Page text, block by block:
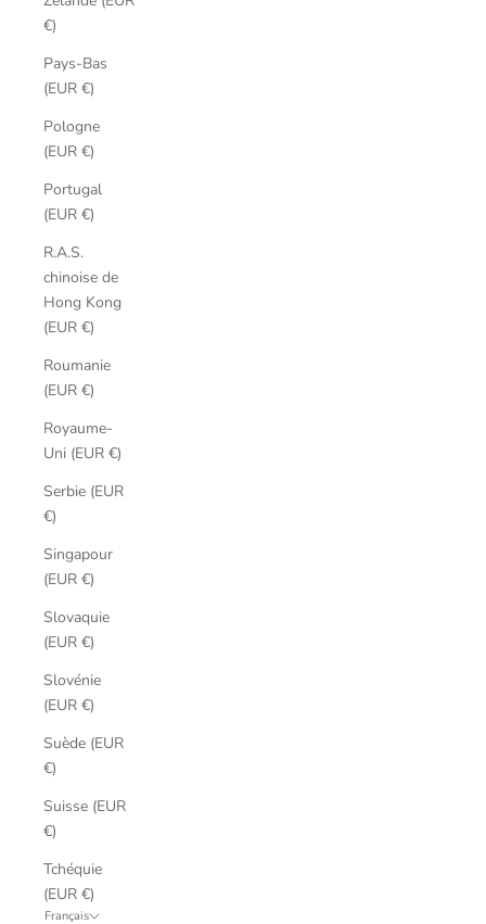
€)
Pays-Bas
(EUR €)
Pologne
(EUR €)
Portugal
(EUR €)
R.A.S.
chinoise de
Hong Kong
(EUR €)
Roumanie
(EUR €)
Royaume-
Uni (EUR €)
Serbie (EUR
€)
Singapour
(EUR €)
Slovaquie
(EUR €)
Slovénie
(EUR €)
Suède (EUR
€)
Suisse (EUR
€)
Tchéquie
(EUR €)
Français